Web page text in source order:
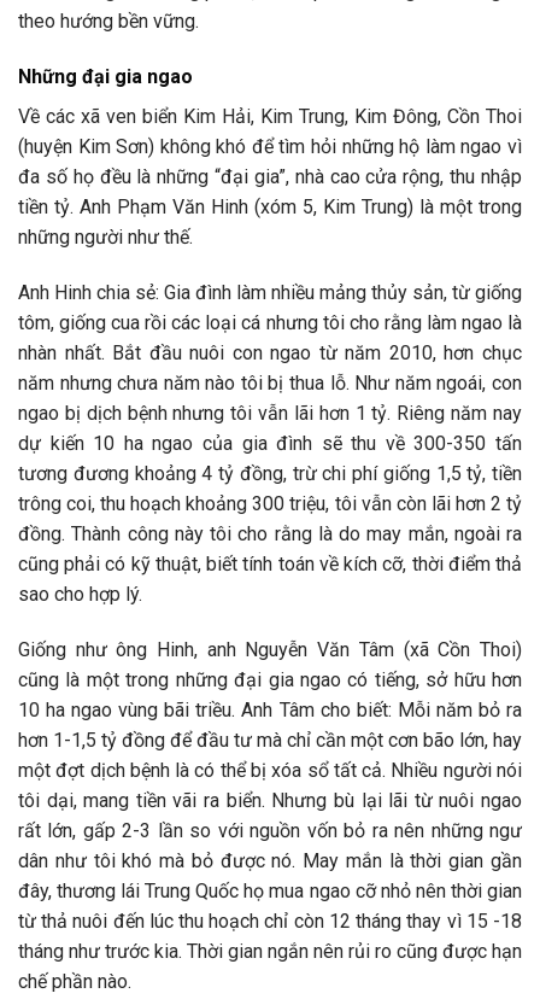
theo hướng bền vững.
Những đại gia ngao
Về các xã ven biển Kim Hải, Kim Trung, Kim Đông, Cồn Thoi
(huyện Kim Sơn) không khó để tìm hỏi những hộ làm ngao vì
đa số họ đều là những “đại gia”, nhà cao cửa rộng, thu nhập
tiền tỷ. Anh Phạm Văn Hinh (xóm 5, Kim Trung) là một trong
những người như thế.
Anh Hinh chia sẻ: Gia đình làm nhiều mảng thủy sản, từ giống
tôm, giống cua rồi các loại cá nhưng tôi cho rằng làm ngao là
nhàn nhất. Bắt đầu nuôi con ngao từ năm 2010, hơn chục
năm nhưng chưa năm nào tôi bị thua lỗ. Như năm ngoái, con
ngao bị dịch bệnh nhưng tôi vẫn lãi hơn 1 tỷ. Riêng năm nay
dự kiến 10 ha ngao của gia đình sẽ thu về 300-350 tấn
tương đương khoảng 4 tỷ đồng, trừ chi phí giống 1,5 tỷ, tiền
trông coi, thu hoạch khoảng 300 triệu, tôi vẫn còn lãi hơn 2 tỷ
đồng. Thành công này tôi cho rằng là do may mắn, ngoài ra
cũng phải có kỹ thuật, biết tính toán về kích cỡ, thời điểm thả
sao cho hợp lý.
Giống như ông Hinh, anh Nguyễn Văn Tâm (xã Cồn Thoi)
cũng là một trong những đại gia ngao có tiếng, sở hữu hơn
10 ha ngao vùng bãi triều. Anh Tâm cho biết: Mỗi năm bỏ ra
hơn 1-1,5 tỷ đồng để đầu tư mà chỉ cần một cơn bão lớn, hay
một đợt dịch bệnh là có thể bị xóa sổ tất cả. Nhiều người nói
tôi dại, mang tiền vãi ra biển. Nhưng bù lại lãi từ nuôi ngao
rất lớn, gấp 2-3 lần so với nguồn vốn bỏ ra nên những ngư
dân như tôi khó mà bỏ được nó. May mắn là thời gian gần
đây, thương lái Trung Quốc họ mua ngao cỡ nhỏ nên thời gian
từ thả nuôi đến lúc thu hoạch chỉ còn 12 tháng thay vì 15 -18
tháng như trước kia. Thời gian ngắn nên rủi ro cũng được hạn
chế phần nào.